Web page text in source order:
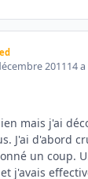
201114 a
mais j'ai
J'ai d'abord
un coup.
j'avais